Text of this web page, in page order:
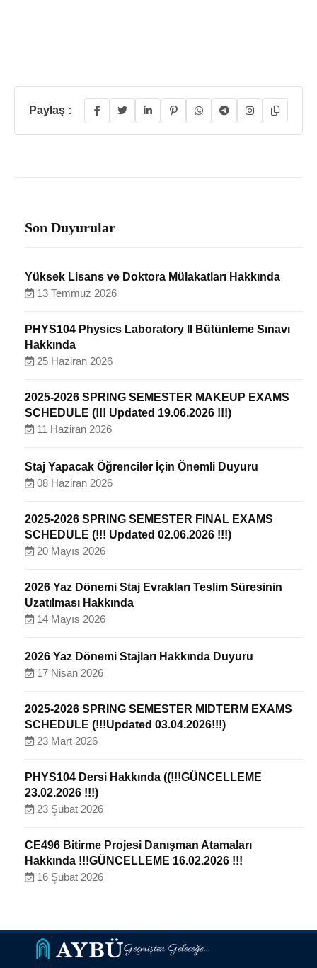
Paylaş :
Son Duyurular
Yüksek Lisans ve Doktora Mülakatları Hakkında
13 Temmuz 2026
PHYS104 Physics Laboratory II Bütünleme Sınavı
Hakkında
25 Haziran 2026
2025-2026 SPRING SEMESTER MAKEUP EXAMS
SCHEDULE (!!! Updated 19.06.2026 !!!)
11 Haziran 2026
Staj Yapacak Öğrenciler İçin Önemli Duyuru
08 Haziran 2026
2025-2026 SPRING SEMESTER FINAL EXAMS
SCHEDULE (!!! Updated 02.06.2026 !!!)
20 Mayıs 2026
2026 Yaz Dönemi Staj Evrakları Teslim Süresinin
Uzatılması Hakkında
14 Mayıs 2026
2026 Yaz Dönemi Stajları Hakkında Duyuru
17 Nisan 2026
2025-2026 SPRING SEMESTER MIDTERM EXAMS
SCHEDULE (!!!Updated 03.04.2026!!!)
23 Mart 2026
PHYS104 Dersi Hakkında ((!!!GÜNCELLEME
23.02.2026 !!!)
23 Şubat 2026
CE496 Bitirme Projesi Danışman Atamaları
Hakkında !!!GÜNCELLEME 16.02.2026 !!!
16 Şubat 2026
Geçmişten Geleceğe...